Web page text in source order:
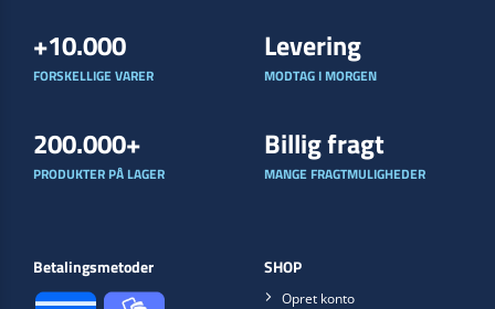
+10.000
FORSKELLIGE VARER
Levering
MODTAG I MORGEN
200.000+
PRODUKTER PÅ LAGER
Billig fragt
MANGE FRAGTMULIGHEDER
Betalingsmetoder SHOP
Opret konto